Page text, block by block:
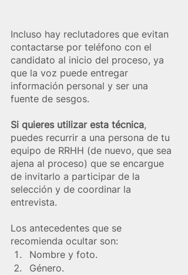
Incluso hay reclutadores que evitan
contactarse por teléfono con el
candidato al inicio del proceso, ya
que la voz puede entregar
información personal y ser una
fuente de sesgos.
Si quieres utilizar esta técnica,
puedes recurrir a una persona de tu
equipo de RRHH (de nuevo, que sea
ajena al proceso) que se encargue
de invitarlo a participar de la
selección y de coordinar la
entrevista.
Los antecedentes que se
recomienda ocultar son:
Nombre y foto.
Género.